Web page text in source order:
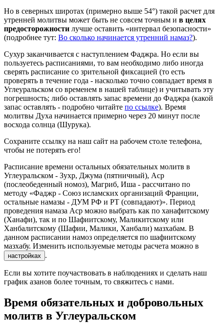
Но в северных широтах (примерно выше 54°) такой расчет для
утренней молитвы может быть не совсем точным и в целях
предосторожности лучше оставить «интервал безопасности»
(подробнее тут: Во сколько начинается утренний намаз?).
Сухур заканчивается с наступлением Фаджра. Но если вы
пользуетесь расписаниями, то вам необходимо либо иногда
сверять расписание со зрительной фиксацией (то есть
проверять в течение года - насколько точно совпадает время в
Углеуральском со временем в нашей таблице) и учитывать эту
погрешность; либо оставлять запас времени до Фаджра (какой
запас оставлять - подробно читайте по ссылке). Время
молитвы Духа начинается примерно через 20 минут после
восхода солнца (Шурука).
Сохраните ссылку на наш сайт на рабочем столе телефона,
чтобы не потерять его!
Расписание времени остальных обязательных молитв в
Углеуральском - Зухр, Джума (пятничный), Аср
(послеобеденный номоз), Магриб, Иша - рассчитано по
методу «Фаджр - Союз исламских организаций Франции,
остальные намазы - ДУМ РФ и РТ (совпадают)». Период
проведения намаза Аср можно выбрать как по ханафитскому
(Ханафи), так и по Шафиитскому, Маликитскому или
Ханбалитскому (Шафии, Малики, Ханбали) мазхабам. В
данном расписании намоз определяется по шафиитскому
мазхабу. Изменить используемые методы расчета можно в
настройках .
Если вы хотите поучаствовать в наблюдениях и сделать наш
график азанов более точным, то свяжитесь с нами.
Время обязательных и добровольных
молитв в Углеуральском